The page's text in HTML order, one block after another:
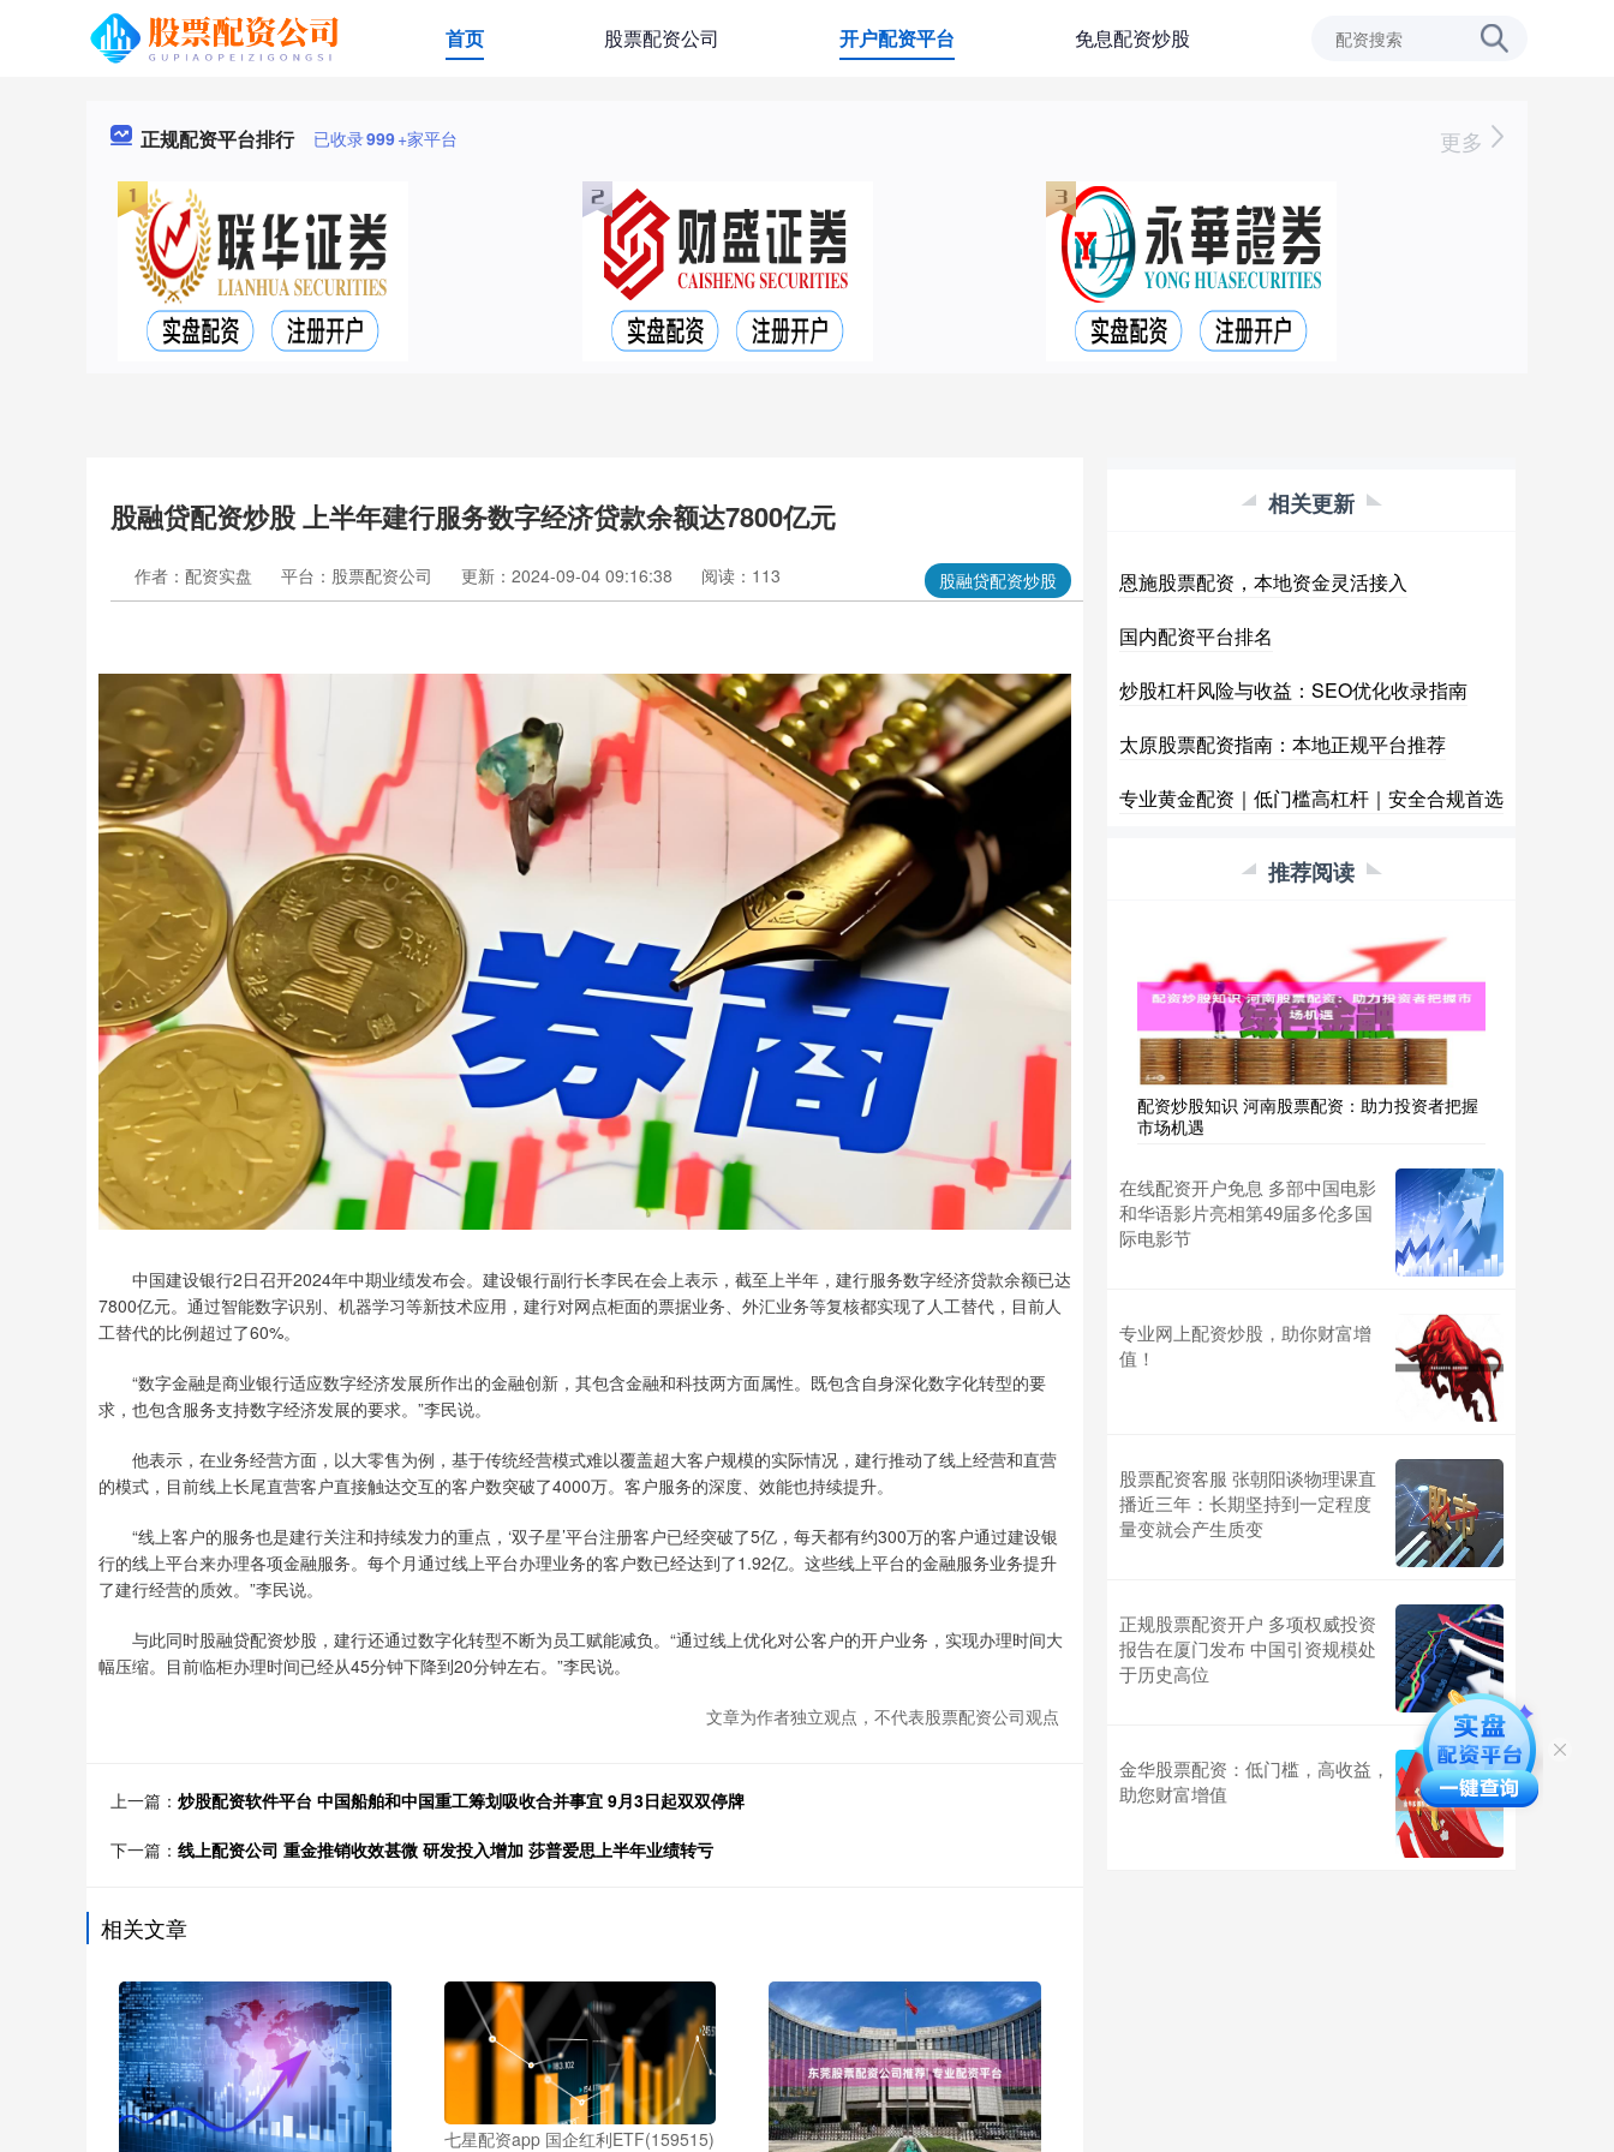
首页 股票配资公司 开户配资平台 免息配资炒股
正规配资平台排行 已收录999+家平台 更多
股融贷配资炒股 上半年建行服务数字经济贷款余额达7800亿元
股融贷配资炒股
作者：配资实盘 平台：股票配资公司 更新：2024-09-04 09:16:38 阅读：113
中国建设银行2日召开2024年中期业绩发布会。建设银行副行长李民在会上表示，截至上半年，建行服务数字经济贷款余额已达
7800亿元。通过智能数字识别、机器学习等新技术应用，建行对网点柜面的票据业务、外汇业务等复核都实现了人工替代，目前人
工替代的比例超过了60%。
“数字金融是商业银行适应数字经济发展所作出的金融创新，其包含金融和科技两方面属性。既包含自身深化数字化转型的要
求，也包含服务支持数字经济发展的要求。”李民说。
他表示，在业务经营方面，以大零售为例，基于传统经营模式难以覆盖超大客户规模的实际情况，建行推动了线上经营和直营
的模式，目前线上长尾直营客户直接触达交互的客户数突破了4000万。客户服务的深度、效能也持续提升。
“线上客户的服务也是建行关注和持续发力的重点，‘双子星’平台注册客户已经突破了5亿，每天都有约300万的客户通过建设银
行的线上平台来办理各项金融服务。每个月通过线上平台办理业务的客户数已经达到了1.92亿。这些线上平台的金融服务业务提升
了建行经营的质效。”李民说。
与此同时股融贷配资炒股，建行还通过数字化转型不断为员工赋能减负。“通过线上优化对公客户的开户业务，实现办理时间大
幅压缩。目前临柜办理时间已经从45分钟下降到20分钟左右。”李民说。
文章为作者独立观点，不代表股票配资公司观点
上一篇： 炒股配资软件平台 中国船舶和中国重工筹划吸收合并事宜 9月3日起双双停牌
下一篇： 线上配资公司 重金推销收效甚微 研发投入增加 莎普爱思上半年业绩转亏
相关文章
七星配资app 国企红利ETF(159515)
相关更新
恩施股票配资，本地资金灵活接入
国内配资平台排名
炒股杠杆风险与收益：SEO优化收录指南
太原股票配资指南：本地正规平台推荐
专业黄金配资｜低门槛高杠杆｜安全合规首选
推荐阅读
配资炒股知识 河南股票配资：助力投资者把握
市场机遇
在线配资开户免息 多部中国电影
和华语影片亮相第49届多伦多国
际电影节
专业网上配资炒股，助你财富增
值！
股票配资客服 张朝阳谈物理课直
播近三年：长期坚持到一定程度
量变就会产生质变
正规股票配资开户 多项权威投资
报告在厦门发布 中国引资规模处
于历史高位
金华股票配资：低门槛，高收益，
助您财富增值